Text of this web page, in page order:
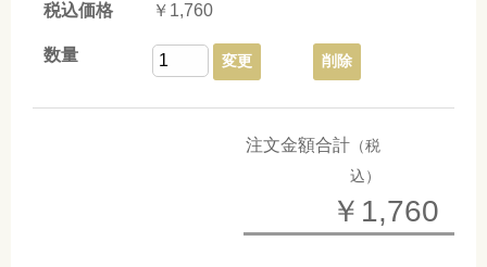
￥1,760
変更 削除
注文金額合計 （税
込）
￥1,760